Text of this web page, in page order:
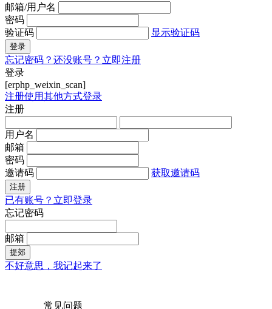
邮箱/用户名
密码
验证码
显示验证码
登录
忘记密码？ 还没账号？立即注册
登录
[erphp_weixin_scan]
注册使用其他方式登录
注册
用户名
邮箱
密码
邀请码
获取邀请码
注册
已有账号？立即登录
忘记密码
邮箱
提郊
不好意思，我记起来了
常见问题